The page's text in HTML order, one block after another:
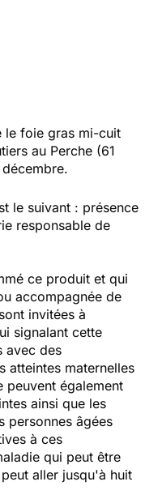
le foie gras mi-cuit
au Perche (61
le suivant : présence
responsable de
ce produit et qui
accompagnée de
invitées à
signalant cette
avec des
atteintes maternelles
également
ainsi que les
personnes âgées
à ces
qui peut être
aller jusqu'à huit